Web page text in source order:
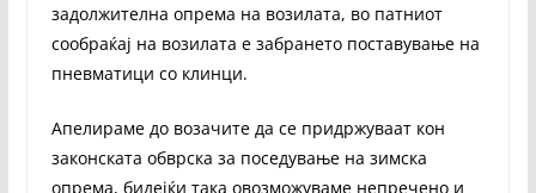
задолжителна опрема на возилата, во патниот
сообраќај на возилата е забрането поставување на
пневматици со клинци.
Апелираме до возачите да се придржуваат кон
законската обврска за поседување на зимска
опрема, бидејќи така овозможуваме непречено и